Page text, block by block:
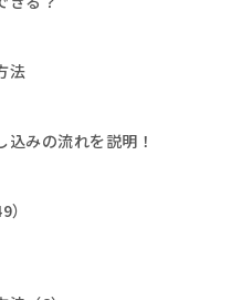
法
みの流れを説明！